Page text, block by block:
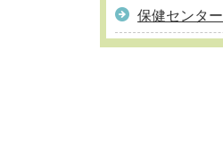
保健センター